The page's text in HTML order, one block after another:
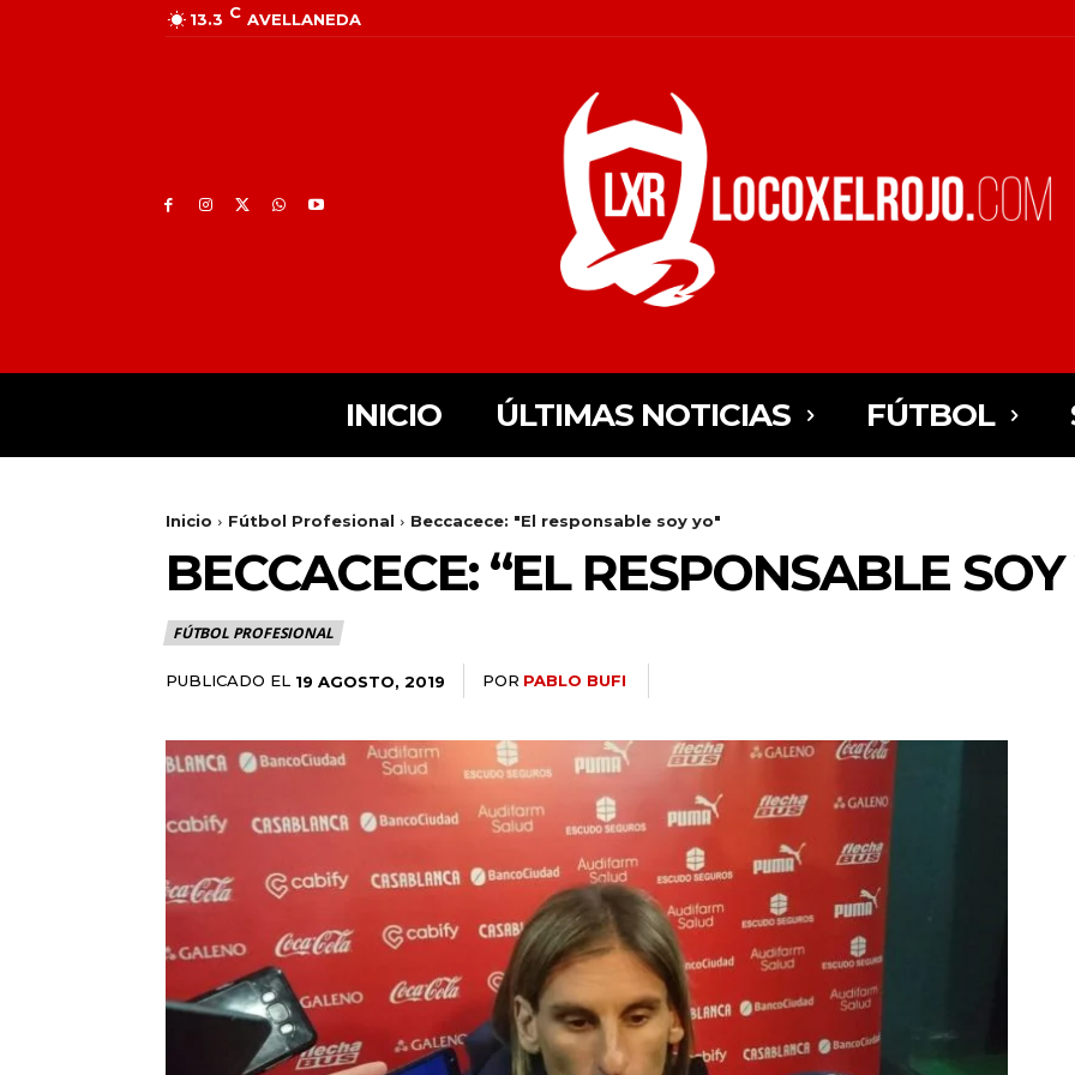
13.3 C AVELLANEDA
INICIO ÚLTIMAS NOTICIAS FÚTBOL
Inicio Fútbol Profesional Beccacece: "El responsable soy yo"
BECCACECE: “EL RESPONSABLE SOY
FÚTBOL PROFESIONAL
PUBLICADO EL 19 AGOSTO, 2019 POR PABLO BUFI